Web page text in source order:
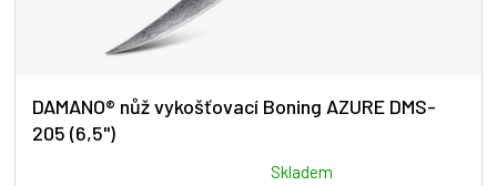
DAMANO® nůž vykošťovací Boning AZURE DMS-
205 (6,5")
Skladem